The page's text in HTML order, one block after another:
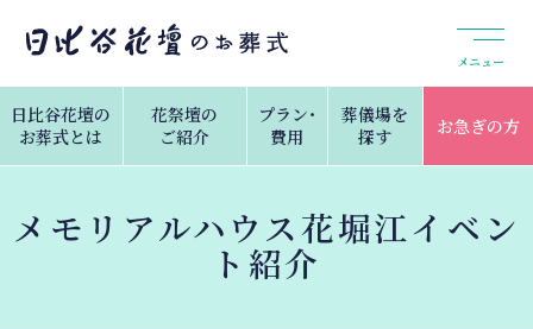
メニュー
日比谷花壇の
お葬式とは
花祭壇の
ご紹介
プラン・
費用
葬儀場を
探す
お急ぎの方
メモリアルハウス花堀江イベン
ト紹介